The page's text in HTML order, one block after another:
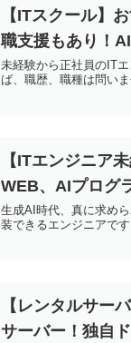
【ITスクール】
職支援もあり！
未経験から正社員のIT
ば、職歴、職種は問いま
【ITエンジニア
WEB、AIプログ
生成AI時代、真に求め
装できるエンジニアです
【レンタルサー
サーバー！独自